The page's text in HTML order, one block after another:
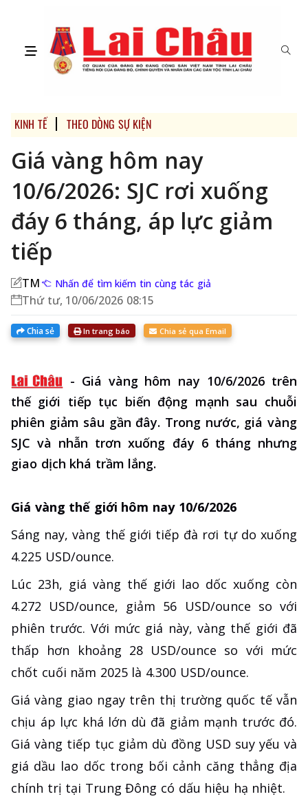
KINH TẾ THEO DÒNG SỰ KIỆN
Giá vàng hôm nay
10/6/2026: SJC rơi xuống
đáy 6 tháng, áp lực giảm
tiếp
TM Nhấn để tìm kiếm tin cùng tác giả
Thứ tư, 10/06/2026 08:15
Chia sẻ In trang báo Chia sẻ qua Email
- Giá vàng hôm nay 10/6/2026 trên
thế giới tiếp tục biến động mạnh sau chuỗi
phiên giảm sâu gần đây. Trong nước, giá vàng
SJC và nhẫn trơn xuống đáy 6 tháng nhưng
giao dịch khá trầm lắng.
Giá vàng thế giới hôm nay 10/6/2026
Sáng nay, vàng thế giới tiếp đà rơi tự do xuống
4.225 USD/ounce.
Lúc 23h, giá vàng thế giới lao dốc xuống còn
4.272 USD/ounce, giảm 56 USD/ounce so với
phiên trước. Với mức giá này, vàng thế giới đã
thấp hơn khoảng 28 USD/ounce so với mức
chốt cuối năm 2025 là 4.300 USD/ounce.
Giá vàng giao ngay trên thị trường quốc tế vẫn
chịu áp lực khá lớn dù đã giảm mạnh trước đó.
Giá vàng tiếp tục giảm dù đồng USD suy yếu và
giá dầu lao dốc trong bối cảnh căng thẳng địa
chính trị tại Trung Đông có dấu hiệu hạ nhiệt.